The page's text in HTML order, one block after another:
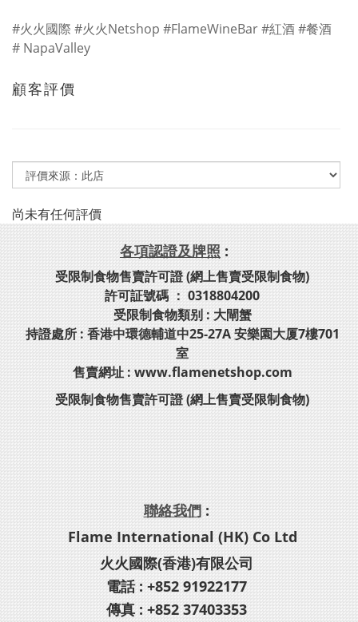
#火火國際 #火火Netshop #FlameWineBar #紅酒 #餐酒
# NapaValley
顧客評價
尚未有任何評價
各項認證及牌照 :
受限制食物售賣許可證 (網上售賣受限制食物)
許可証號碼 ： 0318804200
受限制食物類别 : 大閘蟹
持證處所 : 香港中環德輔道中25-27A 安樂園大厦7樓701
室
售賣網址 : www.flamenetshop.com
受限制食物售賣許可證 (網上售賣受限制食物)
聯絡我們:
Flame International (HK) Co Ltd
火火國際(香港)有限公司
電話 : +852 91922177
傳真 : +852 37403353